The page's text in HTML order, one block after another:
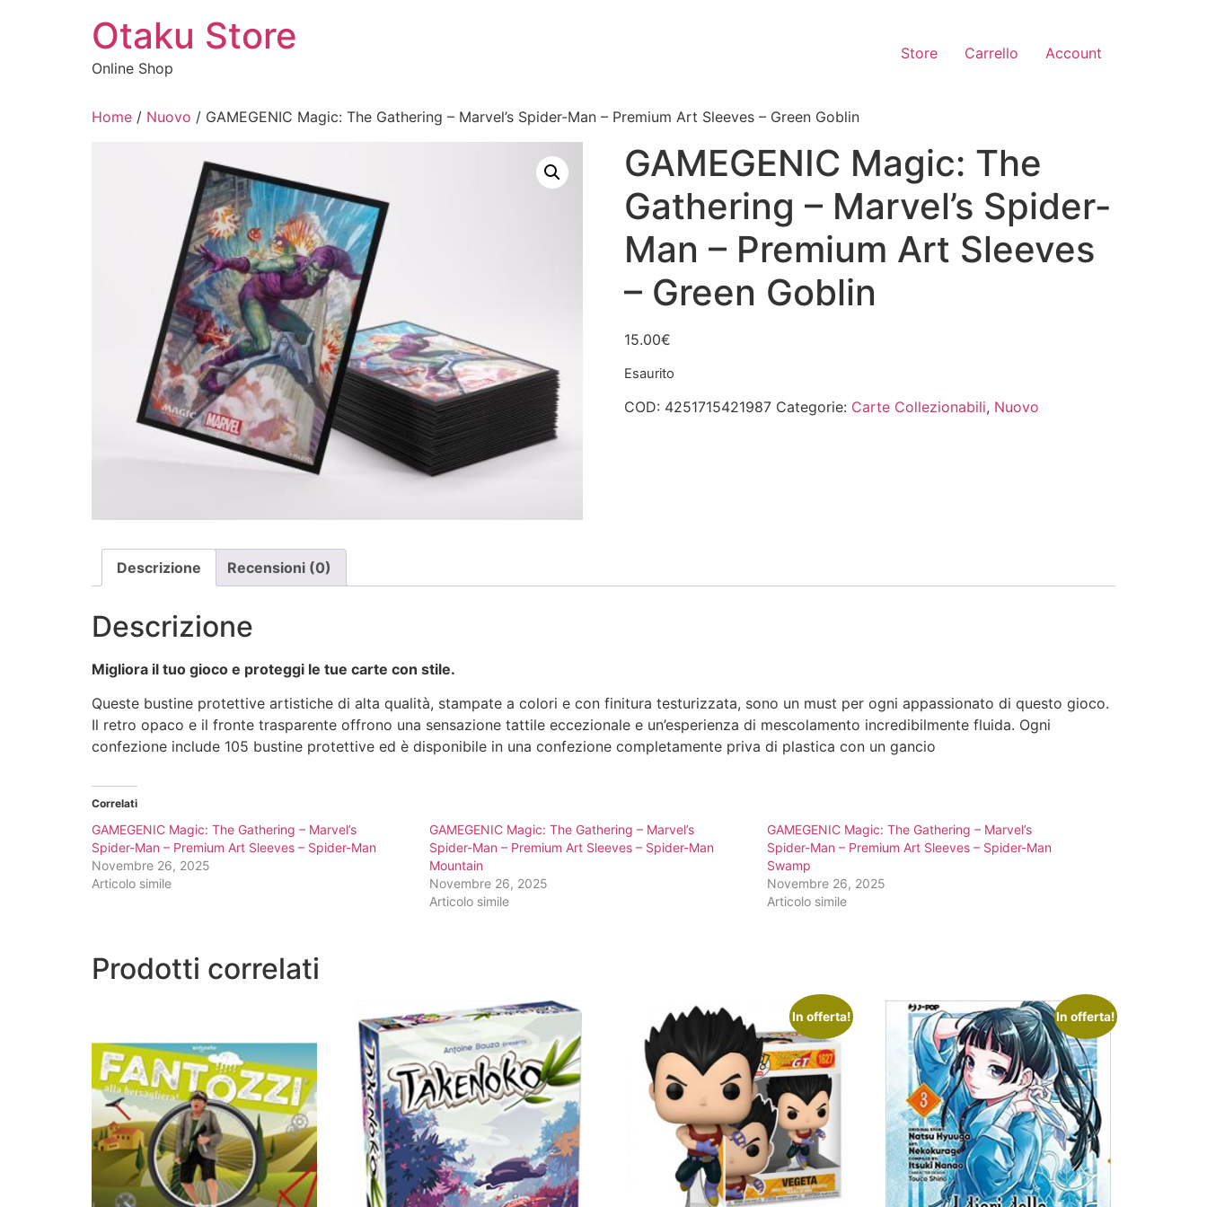
Otaku Store
Online Shop
Store Carrello Account
Home / Nuovo / GAMEGENIC Magic: The Gathering – Marvel’s Spider-Man – Premium Art Sleeves – Green Goblin
GAMEGENIC Magic: The
Gathering – Marvel’s Spider-
Man – Premium Art Sleeves
– Green Goblin
15.00€
Esaurito
COD: 4251715421987 Categorie: Carte Collezionabili, Nuovo
Descrizione Recensioni (0)
Descrizione
Migliora il tuo gioco e proteggi le tue carte con stile.
Queste bustine protettive artistiche di alta qualità, stampate a colori e con finitura testurizzata, sono un must per ogni appassionato di questo gioco.
Il retro opaco e il fronte trasparente offrono una sensazione tattile eccezionale e un’esperienza di mescolamento incredibilmente fluida. Ogni
confezione include 105 bustine protettive ed è disponibile in una confezione completamente priva di plastica con un gancio
Correlati
GAMEGENIC Magic: The Gathering – Marvel’s
Spider-Man – Premium Art Sleeves – Spider-Man
Novembre 26, 2025
Articolo simile
GAMEGENIC Magic: The Gathering – Marvel’s
Spider-Man – Premium Art Sleeves – Spider-Man
Mountain
Novembre 26, 2025
Articolo simile
GAMEGENIC Magic: The Gathering – Marvel’s
Spider-Man – Premium Art Sleeves – Spider-Man
Swamp
Novembre 26, 2025
Articolo simile
Prodotti correlati
In offerta! In offerta!